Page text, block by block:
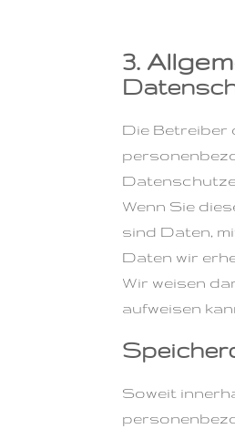
3.
Die Betreiber
Wenn Sie
sind Daten,
Daten wir
Wir weisen
aufweisen
Soweit